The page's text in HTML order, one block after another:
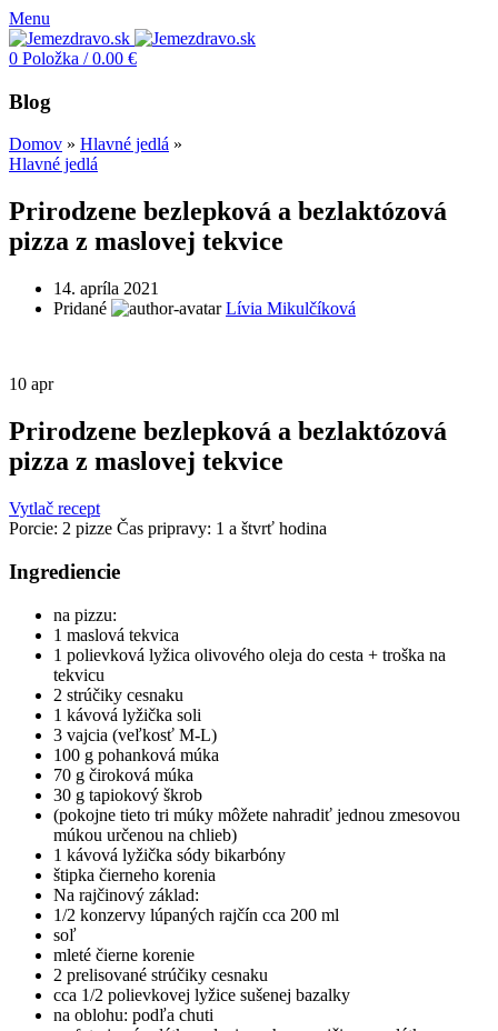
Menu
0 Položka / 0.00 €
Blog
Domov » Hlavné jedlá »
Hlavné jedlá
Prirodzene bezlepková a bezlaktózová
pizza z maslovej tekvice
14. apríla 2021
Pridané
Lívia Mikulčíková
10 apr
Prirodzene bezlepková a bezlaktózová
pizza z maslovej tekvice
Vytlač recept
Porcie: 2 pizze Čas pripravy: 1 a štvrť hodina
Ingrediencie
na pizzu:
1 maslová tekvica
1 polievková lyžica olivového oleja do cesta + troška na
tekvicu
2 strúčiky cesnaku
1 kávová lyžička soli
3 vajcia (veľkosť M-L)
100 g pohanková múka
70 g čiroková múka
30 g tapiokový škrob
(pokojne tieto tri múky môžete nahradiť jednou zmesovou
múkou určenou na chlieb)
1 kávová lyžička sódy bikarbóny
štipka čierneho korenia
Na rajčinový základ:
1/2 konzervy lúpaných rajčín cca 200 ml
soľ
mleté čierne korenie
2 prelisované strúčiky cesnaku
cca 1/2 polievkovej lyžice sušenej bazalky
na oblohu: podľa chuti